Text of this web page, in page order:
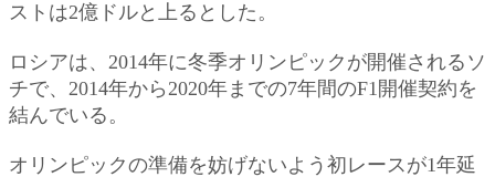
ストは2億ドルと上るとした。
ロシアは、2014年に冬季オリンピックが開催されるソ
チで、2014年から2020年までの7年間のF1開催契約を
結んでいる。
オリンピックの準備を妨げないよう初レースが1年延